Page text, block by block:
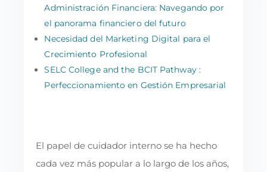
Administración Financiera: Navegando por
el panorama financiero del futuro
Necesidad del Marketing Digital para el
Crecimiento Profesional
SELC College and the BCIT Pathway :
Perfeccionamiento en Gestión Empresarial
El papel de cuidador interno se ha hecho
cada vez más popular a lo largo de los años,